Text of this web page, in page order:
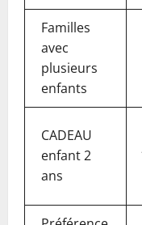
Familles
avec
plusieurs
enfants
CADEAU
enfant 2
ans